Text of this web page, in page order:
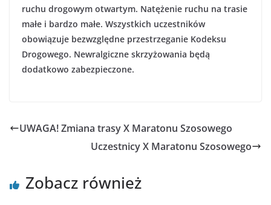
ruchu drogowym otwartym. Natężenie ruchu na trasie
małe i bardzo małe. Wszystkich uczestników
obowiązuje bezwzględne przestrzeganie Kodeksu
Drogowego. Newralgiczne skrzyżowania będą
dodatkowo zabezpieczone.
UWAGA! Zmiana trasy X Maratonu Szosowego
Uczestnicy X Maratonu Szosowego
Zobacz również